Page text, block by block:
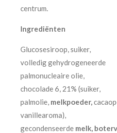
centrum.
Ingrediënten
Glucosesiroop, suiker,
volledig gehydrogeneerde
palmonucleaire olie,
chocolade 6, 21% (suiker,
palmolie, melkpoeder,
vanillearoma),
gecondenseerde melk,